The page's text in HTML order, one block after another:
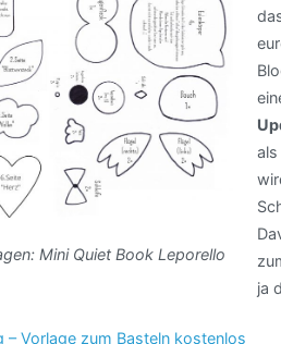
Mini Quiet Book Leporello
ja
– Vorlage zum Basteln kostenlos